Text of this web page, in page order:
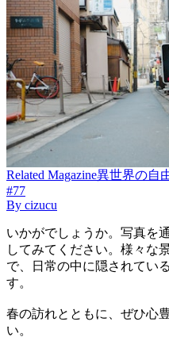
Related Magazine異世界の自
#77
By cizucu
いかがでしょうか。写真を
してみてください。様々な
で、日常の中に隠されてい
す。
春の訪れとともに、ぜひ心
い。